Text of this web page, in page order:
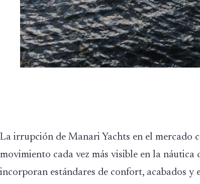
La irrupción de Manari Yachts en el mercado
movimiento cada vez más visible en la
incorporan estándares de confort, acabados y